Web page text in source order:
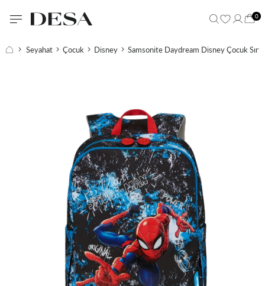
0
Seyahat Çocuk Disney Samsonite Daydream Disney Çocuk Sırt